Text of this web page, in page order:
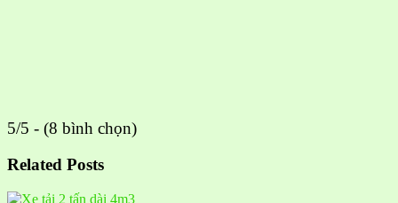
5/5 - (8 bình chọn)
Related Posts